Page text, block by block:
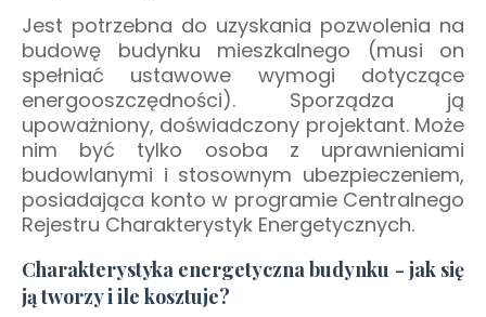
Jest potrzebna do uzyskania pozwolenia na
budowę budynku mieszkalnego (musi on
spełniać ustawowe wymogi dotyczące
energooszczędności). Sporządza ją
upoważniony, doświadczony projektant. Może
nim być tylko osoba z uprawnieniami
budowlanymi i stosownym ubezpieczeniem,
posiadająca konto w programie Centralnego
Rejestru Charakterystyk Energetycznych.
Charakterystyka energetyczna budynku - jak się
ją tworzy i ile kosztuje?